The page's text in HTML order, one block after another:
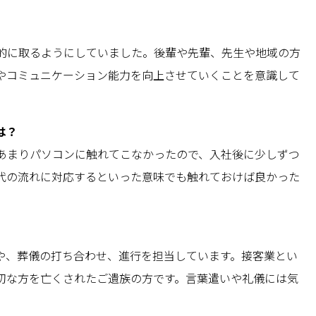
取るようにしていました。後輩や先輩、先生や地域の方
ミュニケーション能力を向上させていくことを意識して
？
りパソコンに触れてこなかったので、入社後に少しずつ
流れに対応するといった意味でも触れておけば良かった
葬儀の打ち合わせ、進行を担当しています。接客業とい
方を亡くされたご遺族の方です。言葉遣いや礼儀には気